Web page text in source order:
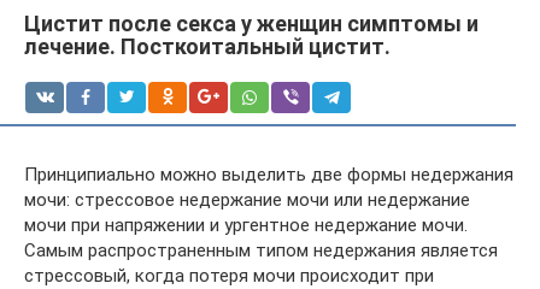
Цистит после секса у женщин симптомы и
лечение. Посткоитальный цистит.
Принципиально можно выделить две формы недержания
мочи: стрессовое недержание мочи или недержание
мочи при напряжении и ургентное недержание мочи.
Самым распространенным типом недержания является
стрессовый, когда потеря мочи происходит при